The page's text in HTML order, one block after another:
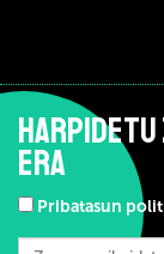
ERA
Pribatasun